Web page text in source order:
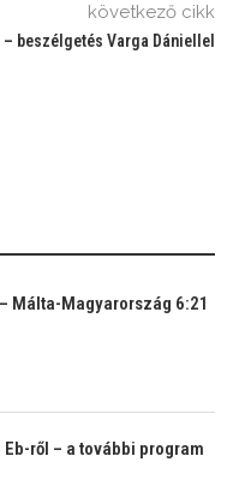
következő cikk
beszélgetés Varga Dániellel
Málta-Magyarország 6:21
ről – a további program